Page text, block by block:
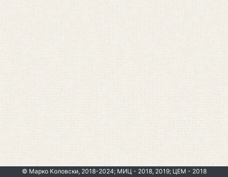
© Марко Коловски, 2018-2024; МИЦ - 2018, 2019; ЦЕМ - 2018